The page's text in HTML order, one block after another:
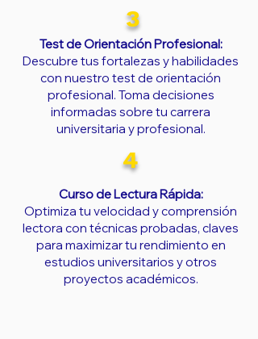
3
Test de Orientación Profesional:
Descubre tus fortalezas y habilidades
con nuestro test de orientación
profesional. Toma decisiones
informadas sobre tu carrera
universitaria y profesional.
4
Curso de Lectura Rápida:
Optimiza tu velocidad y comprensión
lectora con técnicas probadas, claves
para maximizar tu rendimiento en
estudios universitarios y otros
proyectos académicos.